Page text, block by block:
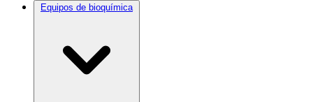
Equipos de bioquímica